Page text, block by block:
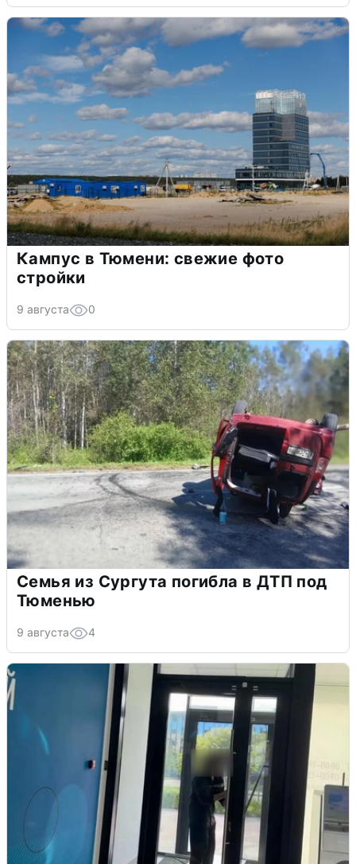
Кампус в Тюмени: свежие фото
стройки
9 августа 0
Семья из Сургута погибла в ДТП под
Тюменью
9 августа 4